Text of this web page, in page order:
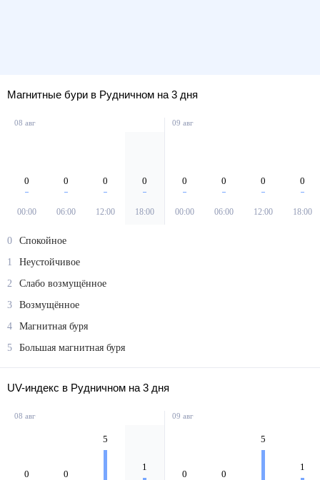
Магнитные бури в Рудничном на 3 дня
08 авг
0
00:00
0
06:00
0
12:00
0
18:00
09 авг
0
00:00
0
06:00
0
12:00
0
18:00
0
Спокойное
1
Неустойчивое
2
Слабо возмущённое
3
Возмущённое
4
Магнитная буря
5
Большая магнитная буря
UV-индекс в Рудничном на 3 дня
08 авг
0 0
5
1
09 авг
0 0
5
1